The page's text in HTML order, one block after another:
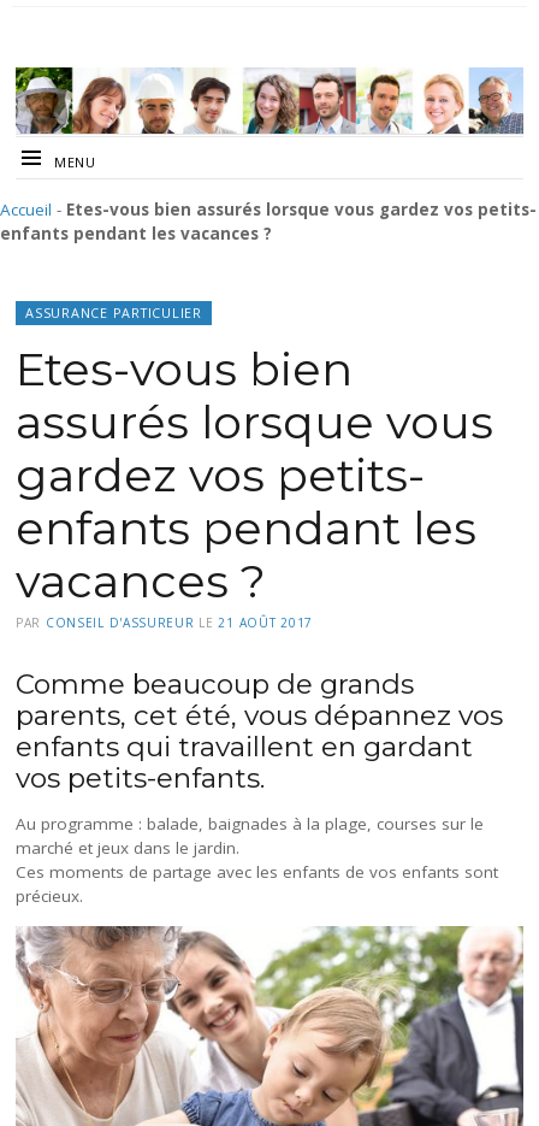
MENU
Accueil - Etes-vous bien assurés lorsque vous gardez vos petits-
enfants pendant les vacances ?
ASSURANCE PARTICULIER
Etes-vous bien
assurés lorsque vous
gardez vos petits-
enfants pendant les
vacances ?
PAR CONSEIL D'ASSUREUR LE 21 AOÛT 2017
Comme beaucoup de grands
parents, cet été, vous dépannez vos
enfants qui travaillent en gardant
vos petits-enfants.
Au programme : balade, baignades à la plage, courses sur le
marché et jeux dans le jardin.
Ces moments de partage avec les enfants de vos enfants sont
précieux.